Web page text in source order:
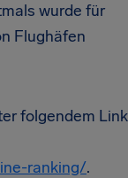
wurde für
Flughäfen
folgendem Link
ranking/.